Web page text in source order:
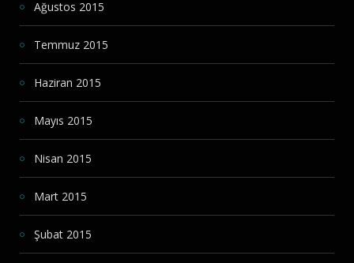
Ağustos 2015
Temmuz 2015
Haziran 2015
Mayıs 2015
Nisan 2015
Mart 2015
Şubat 2015